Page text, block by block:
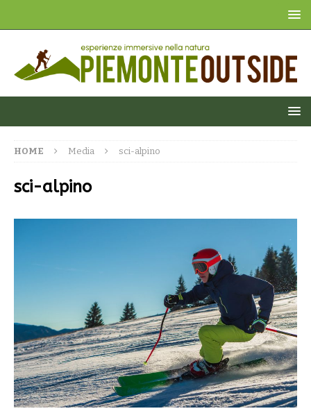
HOME Media sci-alpino
sci-alpino